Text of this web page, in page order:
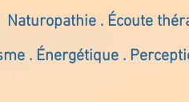
Naturopathie . Écoute
. Énergétique .